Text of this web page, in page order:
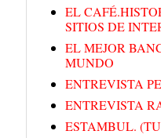
EL
SITIOS DE
EL MEJOR
MUNDO
ENTREVISTA
ENTREVISTA
ESTAMBUL.